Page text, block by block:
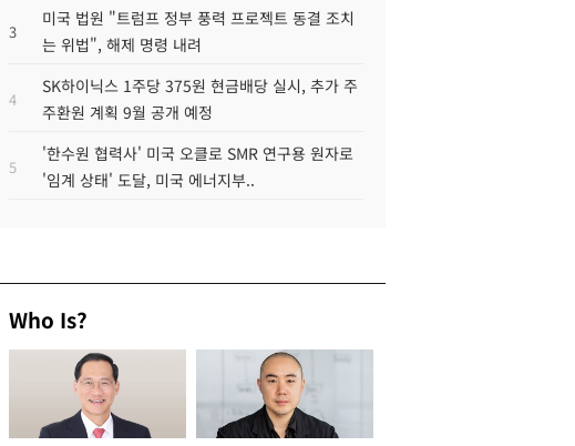
3
미국 법원 "트럼프 정부 풍력 프로젝트 동결 조치
는 위법", 해제 명령 내려
4
SK하이닉스 1주당 375원 현금배당 실시, 추가 주
주환원 계획 9월 공개 예정
5
'한수원 협력사' 미국 오클로 SMR 연구용 원자로
'임계 상태' 도달, 미국 에너지부..
Who Is?